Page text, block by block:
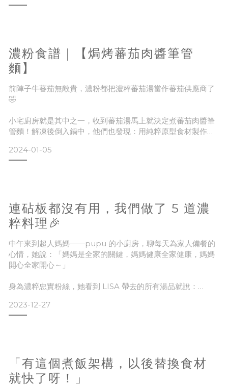
「我一直在尋找能夠『精心設計』但同時兼顧方便、健康營養
味，反而十分好喝，連小朋友也不會覺得在喝蔬菜湯！」
濃粉食譜｜【焗烤蕃茄肉醬筆管
麵】
前陣子牛蕃茄無敵貴，濃粉都把濃粹蕃茄湯當作蕃茄供應商了
🤣
小宅廚房就是其中之一，收到蕃茄湯馬上就決定煮蕃茄肉醬筆
管麵！解凍後倒入鍋中，他們也發現：用純粹原型食材製作的
醬般鮮豔、一致。
他們說濃粹：
💛湯頭完全是花時間熬出來的厚度
💛拿來做料理真的簡單又快速欸
💛而且都是真材實料熬煮而已沒有加太多調味
💛可以依據自己喜歡的味道鹹淡再加鹽調整
真的超推！
來看看〈焗烤蕃茄肉醬筆管麵
2024-01-05
連砧板都沒有用，我們做了 5 道濃
粹料理🎉
中午來到超人媽媽——pupu 的小廚房，聊每天為家人備餐的
心情，她說：「媽媽是全家的關鍵，媽媽健康全家健康，媽媽
開心全家開心～」
身為濃粹忠實粉絲，她看到 LISA 帶去的所有湯品就說：
「最喜歡就這三個有肉的湯，另外兩個甜的，當飯後甜點剛剛
好！」
在超人媽媽的小廚房中，我們使用冰箱現有的食材，連砧版都
2023-12-27
「有這個煮飯架構，以後替換食材
就快了呀！」